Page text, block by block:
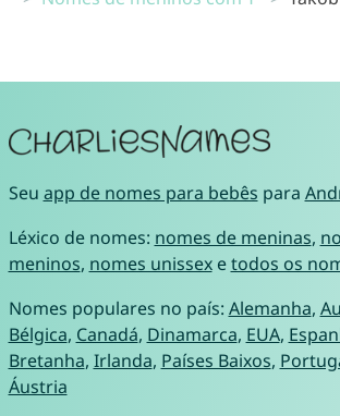
Seu app de nomes para bebês para
Léxico de nomes: nomes de meninas,
meninos, nomes unissexetodos os
Nomes populares no país: Alemanha,
Bélgica, Canadá, Dinamarca, EUA,
Bretanha, Irlanda, Países Baixos,
Áustria